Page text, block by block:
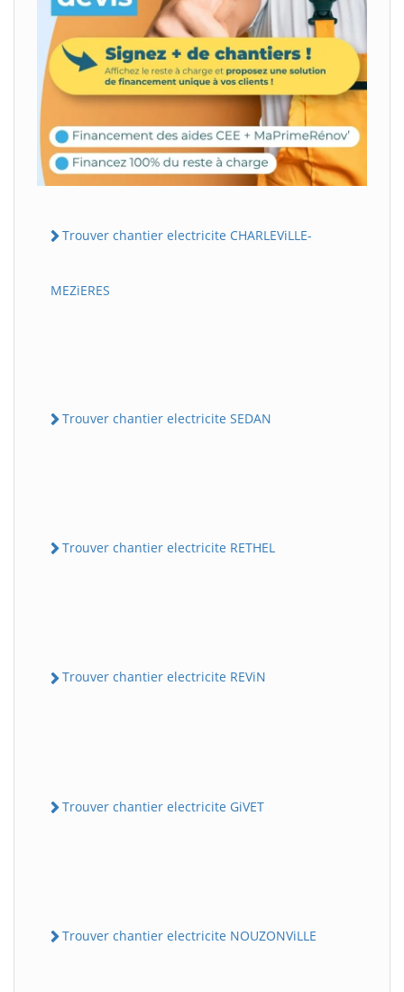
Trouver chantier electricite CHARLEViLLE-
MEZiERES
Trouver chantier electricite SEDAN
Trouver chantier electricite RETHEL
Trouver chantier electricite REViN
Trouver chantier electricite GiVET
Trouver chantier electricite NOUZONViLLE